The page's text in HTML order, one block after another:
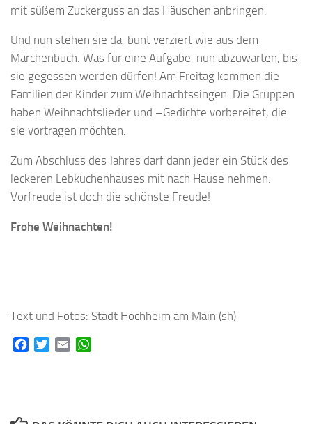
mit süßem Zuckerguss an das Häuschen anbringen.
Und nun stehen sie da, bunt verziert wie aus dem
Märchenbuch. Was für eine Aufgabe, nun abzuwarten, bis
sie gegessen werden dürfen! Am Freitag kommen die
Familien der Kinder zum Weihnachtssingen. Die Gruppen
haben Weihnachtslieder und –Gedichte vorbereitet, die
sie vortragen möchten.
Zum Abschluss des Jahres darf dann jeder ein Stück des
leckeren Lebkuchenhauses mit nach Hause nehmen.
Vorfreude ist doch die schönste Freude!
Frohe Weihnachten!
Text und Fotos: Stadt Hochheim am Main (sh)
FacebookTwitterEmail